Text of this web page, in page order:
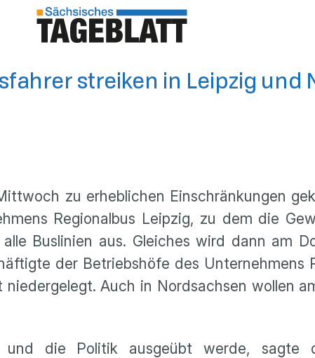
streiken in Leipzig und
zu erheblichen Einschränkungen
Regionalbus Leipzig, zu dem die
Buslinien aus. Gleiches wird dann am
der Betriebshöfe des Unternehmens
Auch in Nordsachsen wollen
die Politik ausgeübt werde, sagte